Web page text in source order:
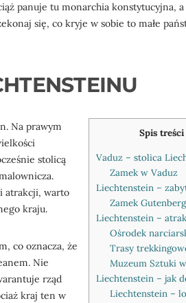
panuje tu monarchia konstytucyjna, a
się, co kryje w sobie to małe
Spis treści
Vaduz – stolica
Zamek w Vaduz
Liechtenstein –
Zamek Gutenberg
Liechtenstein –
Ośrodek
Trasy
Muzeum Sztuki
Liechtenstein – jak
Liechtenstein –
Na prawym
stolicą
atrakcji, warto
kraju.
co oznacza, że
Nie
rząd
kraj ten w